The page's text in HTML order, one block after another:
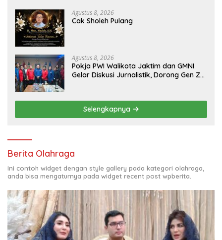
Agustus 8, 2026
Cak Sholeh Pulang
Agustus 8, 2026
Pokja PWI Walikota Jaktim dan GMNI
Gelar Diskusi Jurnalistik, Dorong Gen Z
Selengkapnya
Berita Olahraga
Ini contoh widget dengan style gallery pada kategori olahraga,
anda bisa mengaturnya pada widget recent post wpberita.